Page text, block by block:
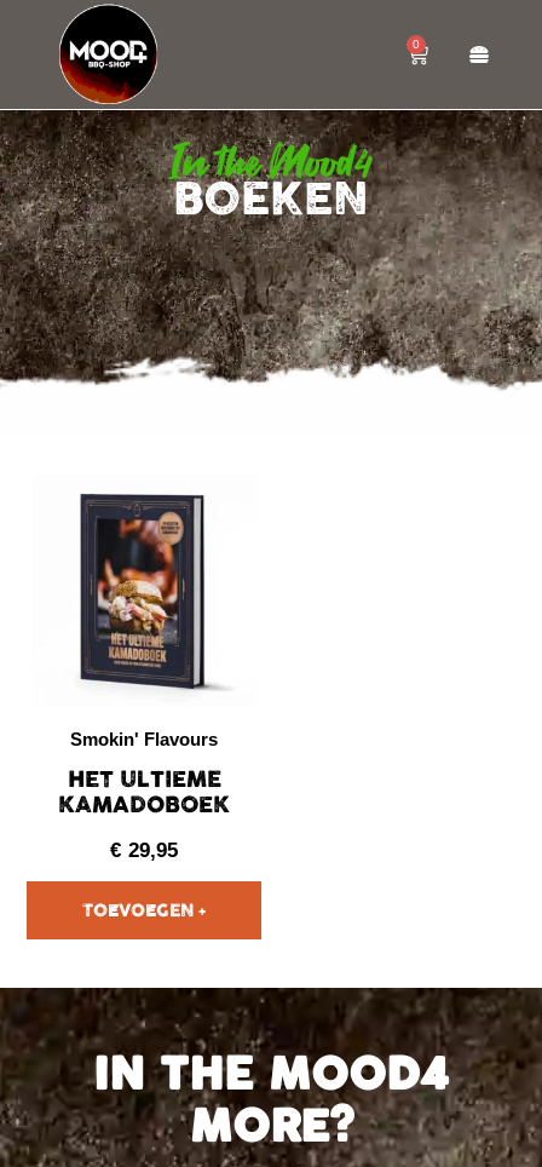
0
In the Mood4
BOEKEN
Smokin' Flavours
HET ULTIEME
KAMADOBOEK
€ 29,95
IN THE MOOD4
MORE?